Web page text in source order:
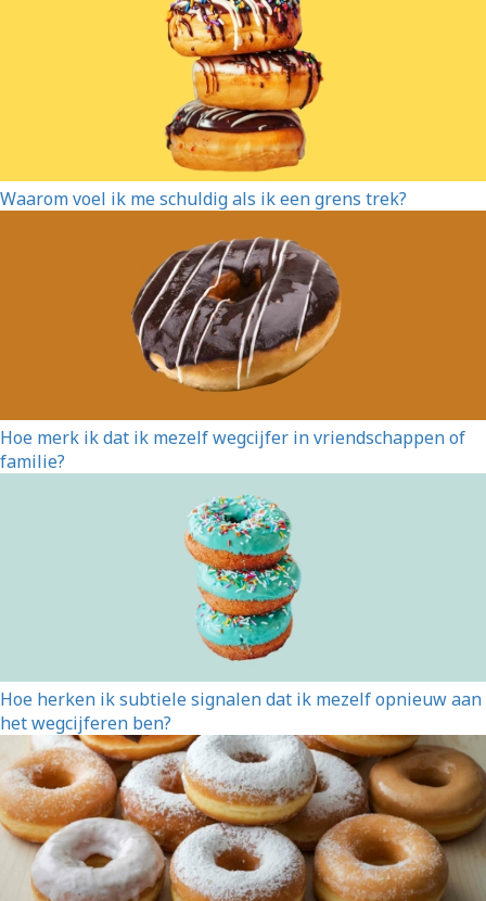
Waarom voel ik me schuldig als ik een grens trek?
Hoe merk ik dat ik mezelf wegcijfer in vriendschappen of
familie?
Hoe herken ik subtiele signalen dat ik mezelf opnieuw aan
het wegcijferen ben?